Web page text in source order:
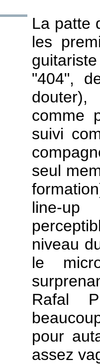
La patte
les
"404",
comme
suivi
seul
line-up
niveau
le
Rafal
pour
assez